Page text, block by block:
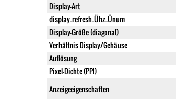
Display-Art
display_refresh_Ühz_Ünum
Display-Größe (diagonal)
Verhältnis Display/Gehäuse
Auflösung
Pixel-Dichte (PPI)
Anzeigeeigenschaften